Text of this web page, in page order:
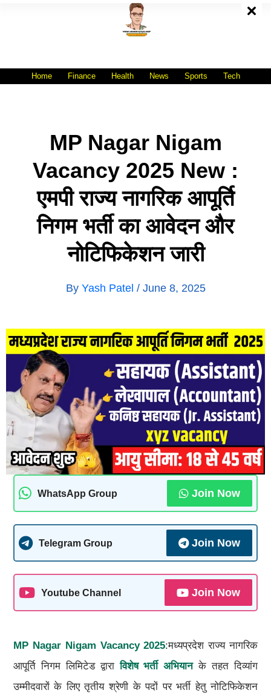
Home Finance Health News Sports Tech
MP Nagar Nigam
Vacancy 2025 New :
एमपी राज्य नागरिक आपूर्ति
निगम भर्ती का आवेदन और
नोटिफिकेशन जारी
By Yash Patel / June 8, 2025
WhatsApp Group Join Now
Telegram Group Join Now
Youtube Channel Join Now
MP Nagar Nigam Vacancy 2025:मध्यप्रदेश राज्य नागरिक
आपूर्ति निगम लिमिटेड द्वाराविशेष भर्ती अभियानके तहत दिव्यांग
उम्मीदवारों के लिए तृतीय श्रेणी के पदों पर भर्ती हेतु नोटिफिकेशन